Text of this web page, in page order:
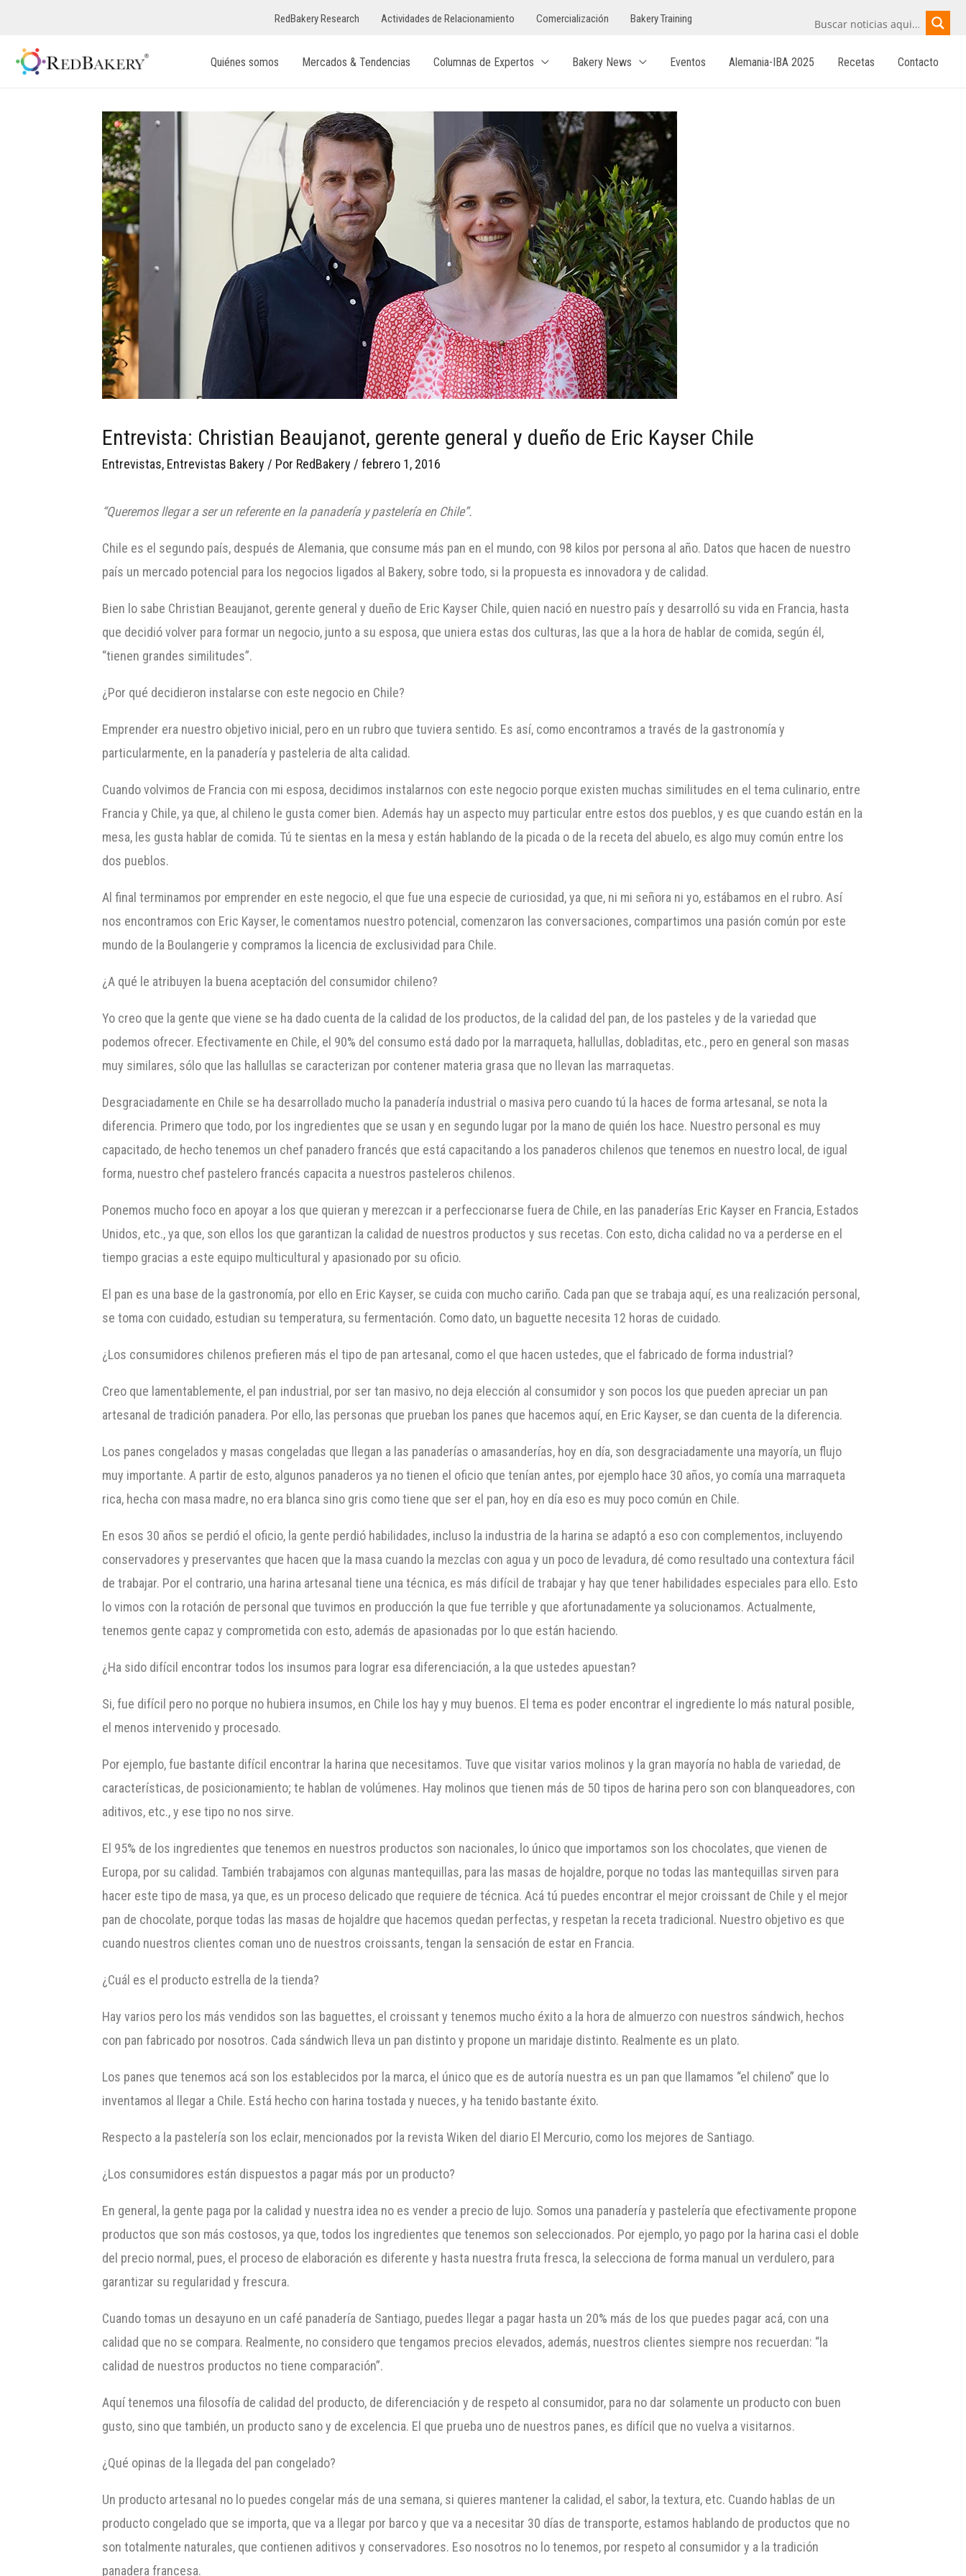
RedBakery Research Actividades de Relacionamiento Comercialización Bakery Training
Quiénes somos Mercados & Tendencias Columnas de Expertos Bakery News Eventos Alemania-IBA 2025 Recetas Contacto
Entrevista: Christian Beaujanot, gerente general y dueño de Eric Kayser Chile
Entrevistas, Entrevistas Bakery / Por RedBakery /febrero 1, 2016
“Queremos llegar a ser un referente en la panadería y pastelería en Chile”.
Chile es el segundo país, después de Alemania, que consume más pan en el mundo, con 98 kilos por persona al año. Datos que hacen de nuestro
país un mercado potencial para los negocios ligados al Bakery, sobre todo, si la propuesta es innovadora y de calidad.
Bien lo sabe Christian Beaujanot, gerente general y dueño de Eric Kayser Chile, quien nació en nuestro país y desarrolló su vida en Francia, hasta
que decidió volver para formar un negocio, junto a su esposa, que uniera estas dos culturas, las que a la hora de hablar de comida, según él,
“tienen grandes similitudes”.
¿Por qué decidieron instalarse con este negocio en Chile?
Emprender era nuestro objetivo inicial, pero en un rubro que tuviera sentido. Es así, como encontramos a través de la gastronomía y
particularmente, en la panadería y pasteleria de alta calidad.
Cuando volvimos de Francia con mi esposa, decidimos instalarnos con este negocio porque existen muchas similitudes en el tema culinario, entre
Francia y Chile, ya que, al chileno le gusta comer bien. Además hay un aspecto muy particular entre estos dos pueblos, y es que cuando están en la
mesa, les gusta hablar de comida. Tú te sientas en la mesa y están hablando de la picada o de la receta del abuelo, es algo muy común entre los
dos pueblos.
Al final terminamos por emprender en este negocio, el que fue una especie de curiosidad, ya que, ni mi señora ni yo, estábamos en el rubro. Así
nos encontramos con Eric Kayser, le comentamos nuestro potencial, comenzaron las conversaciones, compartimos una pasión común por este
mundo de la Boulangerie y compramos la licencia de exclusividad para Chile.
¿A qué le atribuyen la buena aceptación del consumidor chileno?
Yo creo que la gente que viene se ha dado cuenta de la calidad de los productos, de la calidad del pan, de los pasteles y de la variedad que
podemos ofrecer. Efectivamente en Chile, el 90% del consumo está dado por la marraqueta, hallullas, dobladitas, etc., pero en general son masas
muy similares, sólo que las hallullas se caracterizan por contener materia grasa que no llevan las marraquetas.
Desgraciadamente en Chile se ha desarrollado mucho la panadería industrial o masiva pero cuando tú la haces de forma artesanal, se nota la
diferencia. Primero que todo, por los ingredientes que se usan y en segundo lugar por la mano de quién los hace. Nuestro personal es muy
capacitado, de hecho tenemos un chef panadero francés que está capacitando a los panaderos chilenos que tenemos en nuestro local, de igual
forma, nuestro chef pastelero francés capacita a nuestros pasteleros chilenos.
Ponemos mucho foco en apoyar a los que quieran y merezcan ir a perfeccionarse fuera de Chile, en las panaderías Eric Kayser en Francia, Estados
Unidos, etc., ya que, son ellos los que garantizan la calidad de nuestros productos y sus recetas. Con esto, dicha calidad no va a perderse en el
tiempo gracias a este equipo multicultural y apasionado por su oficio.
El pan es una base de la gastronomía, por ello en Eric Kayser, se cuida con mucho cariño. Cada pan que se trabaja aquí, es una realización personal,
se toma con cuidado, estudian su temperatura, su fermentación. Como dato, un baguette necesita 12 horas de cuidado.
¿Los consumidores chilenos prefieren más el tipo de pan artesanal, como el que hacen ustedes, que el fabricado de forma industrial?
Creo que lamentablemente, el pan industrial, por ser tan masivo, no deja elección al consumidor y son pocos los que pueden apreciar un pan
artesanal de tradición panadera. Por ello, las personas que prueban los panes que hacemos aquí, en Eric Kayser, se dan cuenta de la diferencia.
Los panes congelados y masas congeladas que llegan a las panaderías o amasanderías, hoy en día, son desgraciadamente una mayoría, un flujo
muy importante. A partir de esto, algunos panaderos ya no tienen el oficio que tenían antes, por ejemplo hace 30 años, yo comía una marraqueta
rica, hecha con masa madre, no era blanca sino gris como tiene que ser el pan, hoy en día eso es muy poco común en Chile.
En esos 30 años se perdió el oficio, la gente perdió habilidades, incluso la industria de la harina se adaptó a eso con complementos, incluyendo
conservadores y preservantes que hacen que la masa cuando la mezclas con agua y un poco de levadura, dé como resultado una contextura fácil
de trabajar. Por el contrario, una harina artesanal tiene una técnica, es más difícil de trabajar y hay que tener habilidades especiales para ello. Esto
lo vimos con la rotación de personal que tuvimos en producción la que fue terrible y que afortunadamente ya solucionamos. Actualmente,
tenemos gente capaz y comprometida con esto, además de apasionadas por lo que están haciendo.
¿Ha sido difícil encontrar todos los insumos para lograr esa diferenciación, a la que ustedes apuestan?
Si, fue difícil pero no porque no hubiera insumos, en Chile los hay y muy buenos. El tema es poder encontrar el ingrediente lo más natural posible,
el menos intervenido y procesado.
Por ejemplo, fue bastante difícil encontrar la harina que necesitamos. Tuve que visitar varios molinos y la gran mayoría no habla de variedad, de
características, de posicionamiento; te hablan de volúmenes. Hay molinos que tienen más de 50 tipos de harina pero son con blanqueadores, con
aditivos, etc., y ese tipo no nos sirve.
El 95% de los ingredientes que tenemos en nuestros productos son nacionales, lo único que importamos son los chocolates, que vienen de
Europa, por su calidad. También trabajamos con algunas mantequillas, para las masas de hojaldre, porque no todas las mantequillas sirven para
hacer este tipo de masa, ya que, es un proceso delicado que requiere de técnica. Acá tú puedes encontrar el mejor croissant de Chile y el mejor
pan de chocolate, porque todas las masas de hojaldre que hacemos quedan perfectas, y respetan la receta tradicional. Nuestro objetivo es que
cuando nuestros clientes coman uno de nuestros croissants, tengan la sensación de estar en Francia.
¿Cuál es el producto estrella de la tienda?
Hay varios pero los más vendidos son las baguettes, el croissant y tenemos mucho éxito a la hora de almuerzo con nuestros sándwich, hechos
con pan fabricado por nosotros. Cada sándwich lleva un pan distinto y propone un maridaje distinto. Realmente es un plato.
Los panes que tenemos acá son los establecidos por la marca, el único que es de autoría nuestra es un pan que llamamos “el chileno” que lo
inventamos al llegar a Chile. Está hecho con harina tostada y nueces, y ha tenido bastante éxito.
Respecto a la pastelería son los eclair, mencionados por la revista Wiken del diario El Mercurio, como los mejores de Santiago.
¿Los consumidores están dispuestos a pagar más por un producto?
En general, la gente paga por la calidad y nuestra idea no es vender a precio de lujo. Somos una panadería y pastelería que efectivamente propone
productos que son más costosos, ya que, todos los ingredientes que tenemos son seleccionados. Por ejemplo, yo pago por la harina casi el doble
del precio normal, pues, el proceso de elaboración es diferente y hasta nuestra fruta fresca, la selecciona de forma manual un verdulero, para
garantizar su regularidad y frescura.
Cuando tomas un desayuno en un café panadería de Santiago, puedes llegar a pagar hasta un 20% más de los que puedes pagar acá, con una
calidad que no se compara. Realmente, no considero que tengamos precios elevados, además, nuestros clientes siempre nos recuerdan: “la
calidad de nuestros productos no tiene comparación”.
Aquí tenemos una filosofía de calidad del producto, de diferenciación y de respeto al consumidor, para no dar solamente un producto con buen
gusto, sino que también, un producto sano y de excelencia. El que prueba uno de nuestros panes, es difícil que no vuelva a visitarnos.
¿Qué opinas de la llegada del pan congelado?
Un producto artesanal no lo puedes congelar más de una semana, si quieres mantener la calidad, el sabor, la textura, etc. Cuando hablas de un
producto congelado que se importa, que va a llegar por barco y que va a necesitar 30 días de transporte, estamos hablando de productos que no
son totalmente naturales, que contienen aditivos y conservadores. Eso nosotros no lo tenemos, por respeto al consumidor y a la tradición
panadera francesa.